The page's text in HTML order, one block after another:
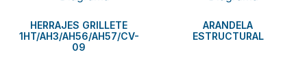
HERRAJES GRILLETE
1HT/AH3/AH56/AH57/CV-
09
ARANDELA
ESTRUCTURAL